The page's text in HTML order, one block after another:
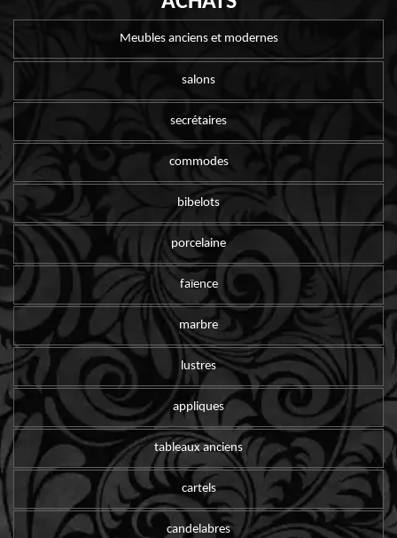
Meubles anciens et modernes
salons
secrétaires
commodes
bibelots
porcelaine
faïence
marbre
lustres
appliques
tableaux anciens
cartels
candelabres